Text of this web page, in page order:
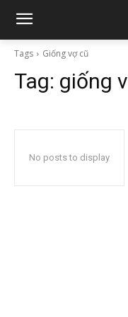
Tags Giống vợ cũ
Tag: giống
No posts to display